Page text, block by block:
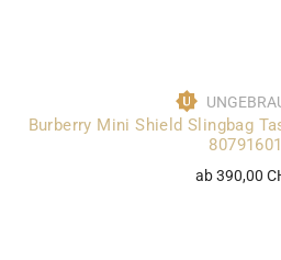
Burberry Mini Shield Slingbag
80791601
ab 390,00